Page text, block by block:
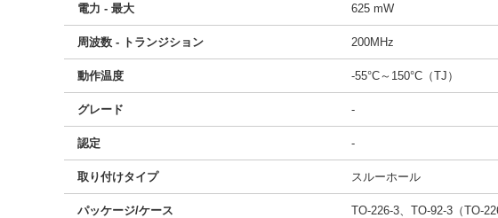
電力 - 最大 625 mW
周波数 - トランジション 200MHz
動作温度 -55°C～150°C（TJ）
グレード -
認定 -
取り付けタイプ スルーホール
パッケージ/ケース TO-226-3、TO-92-3（TO-